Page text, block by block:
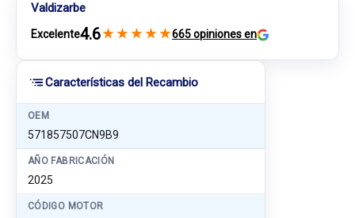
Características del Recambio
OEM
571857507CN9B9
AÑO FABRICACIÓN
2025
CÓDIGO MOTOR
Valdizarbe
Excelente4.6★ ★ ★ ★ ★665 opiniones en